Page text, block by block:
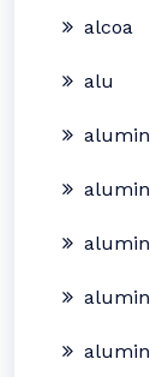
alcoa
alu